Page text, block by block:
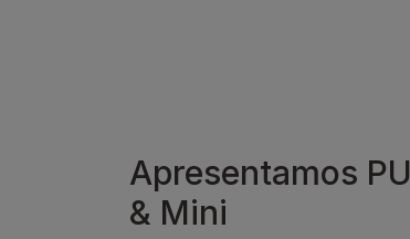
Apresentamos
& Mini